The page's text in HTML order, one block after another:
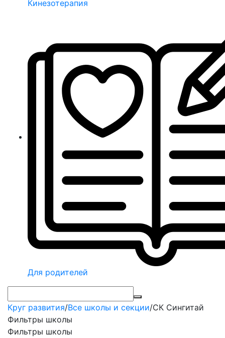
Кинезотерапия
Для родителей
Круг развития/Все школы и секции/СК Сингитай
Фильтры школы
Фильтры школы